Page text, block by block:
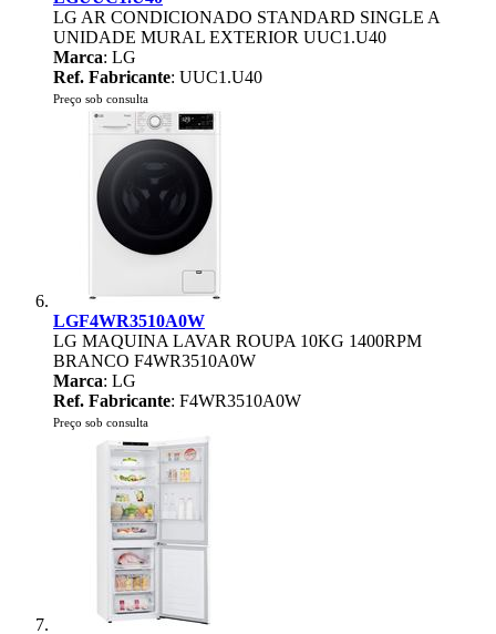
LG AR CONDICIONADO STANDARD SINGLE A
UNIDADE MURAL EXTERIOR UUC1.U40
Marca: LG
Ref. Fabricante: UUC1.U40
Preço sob consulta
LGF4WR3510A0W
LG MAQUINA LAVAR ROUPA 10KG 1400RPM
BRANCO F4WR3510A0W
Marca: LG
Ref. Fabricante: F4WR3510A0W
Preço sob consulta